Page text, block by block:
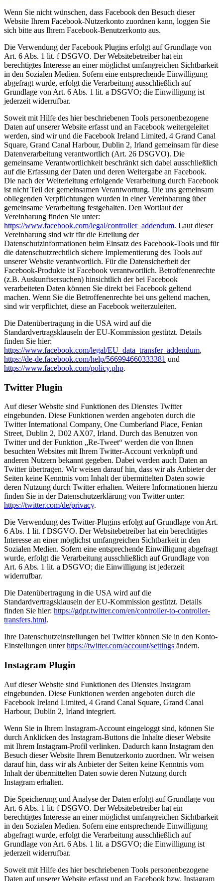
Wenn Sie nicht wünschen, dass Facebook den Besuch dieser
Website Ihrem Facebook-Nutzerkonto zuordnen kann, loggen Sie
sich bitte aus Ihrem Facebook-Benutzerkonto aus.
Die Verwendung der Facebook Plugins erfolgt auf Grundlage von
Art. 6 Abs. 1 lit. f DSGVO. Der Websitebetreiber hat ein
berechtigtes Interesse an einer möglichst umfangreichen Sichtbarkeit
in den Sozialen Medien. Sofern eine entsprechende Einwilligung
abgefragt wurde, erfolgt die Verarbeitung ausschließlich auf
Grundlage von Art. 6 Abs. 1 lit. a DSGVO; die Einwilligung ist
jederzeit widerrufbar.
Soweit mit Hilfe des hier beschriebenen Tools personenbezogene
Daten auf unserer Website erfasst und an Facebook weitergeleitet
werden, sind wir und die Facebook Ireland Limited, 4 Grand Canal
Square, Grand Canal Harbour, Dublin 2, Irland gemeinsam für diese
Datenverarbeitung verantwortlich (Art. 26 DSGVO). Die
gemeinsame Verantwortlichkeit beschränkt sich dabei ausschließlich
auf die Erfassung der Daten und deren Weitergabe an Facebook.
Die nach der Weiterleitung erfolgende Verarbeitung durch Facebook
ist nicht Teil der gemeinsamen Verantwortung. Die uns gemeinsam
obliegenden Verpflichtungen wurden in einer Vereinbarung über
gemeinsame Verarbeitung festgehalten. Den Wortlaut der
Vereinbarung finden Sie unter:
https://www.facebook.com/legal/controller_addendum. Laut dieser
Vereinbarung sind wir für die Erteilung der
Datenschutzinformationen beim Einsatz des Facebook-Tools und für
die datenschutzrechtlich sichere Implementierung des Tools auf
unserer Website verantwortlich. Für die Datensicherheit der
Facebook-Produkte ist Facebook verantwortlich. Betroffenenrechte
(z.B. Auskunftsersuchen) hinsichtlich der bei Facebook
verarbeiteten Daten können Sie direkt bei Facebook geltend
machen. Wenn Sie die Betroffenenrechte bei uns geltend machen,
sind wir verpflichtet, diese an Facebook weiterzuleiten.
Die Datenübertragung in die USA wird auf die
Standardvertragsklauseln der EU-Kommission gestützt. Details
finden Sie hier:
https://www.facebook.com/legal/EU_data_transfer_addendum,
https://de-de.facebook.com/help/566994660333381 und
https://www.facebook.com/policy.php.
Twitter Plugin
Auf dieser Website sind Funktionen des Dienstes Twitter
eingebunden. Diese Funktionen werden angeboten durch die
Twitter International Company, One Cumberland Place, Fenian
Street, Dublin 2, D02 AX07, Irland. Durch das Benutzen von
Twitter und der Funktion „Re-Tweet“ werden die von Ihnen
besuchten Websites mit Ihrem Twitter-Account verknüpft und
anderen Nutzern bekannt gegeben. Dabei werden auch Daten an
Twitter übertragen. Wir weisen darauf hin, dass wir als Anbieter der
Seiten keine Kenntnis vom Inhalt der übermittelten Daten sowie
deren Nutzung durch Twitter erhalten. Weitere Informationen hierzu
finden Sie in der Datenschutzerklärung von Twitter unter:
https://twitter.com/de/privacy.
Die Verwendung des Twitter-Plugins erfolgt auf Grundlage von Art.
6 Abs. 1 lit. f DSGVO. Der Websitebetreiber hat ein berechtigtes
Interesse an einer möglichst umfangreichen Sichtbarkeit in den
Sozialen Medien. Sofern eine entsprechende Einwilligung abgefragt
wurde, erfolgt die Verarbeitung ausschließlich auf Grundlage von
Art. 6 Abs. 1 lit. a DSGVO; die Einwilligung ist jederzeit
widerrufbar.
Die Datenübertragung in die USA wird auf die
Standardvertragsklauseln der EU-Kommission gestützt. Details
finden Sie hier: https://gdpr.twitter.com/en/controller-to-controller-
transfers.html.
Ihre Datenschutzeinstellungen bei Twitter können Sie in den Konto-
Einstellungen unterhttps://twitter.com/account/settings ändern.
Instagram Plugin
Auf dieser Website sind Funktionen des Dienstes Instagram
eingebunden. Diese Funktionen werden angeboten durch die
Facebook Ireland Limited, 4 Grand Canal Square, Grand Canal
Harbour, Dublin 2, Irland integriert.
Wenn Sie in Ihrem Instagram-Account eingeloggt sind, können Sie
durch Anklicken des Instagram-Buttons die Inhalte dieser Website
mit Ihrem Instagram-Profil verlinken. Dadurch kann Instagram den
Besuch dieser Website Ihrem Benutzerkonto zuordnen. Wir weisen
darauf hin, dass wir als Anbieter der Seiten keine Kenntnis vom
Inhalt der übermittelten Daten sowie deren Nutzung durch
Instagram erhalten.
Die Speicherung und Analyse der Daten erfolgt auf Grundlage von
Art. 6 Abs. 1 lit. f DSGVO. Der Websitebetreiber hat ein
berechtigtes Interesse an einer möglichst umfangreichen Sichtbarkeit
in den Sozialen Medien. Sofern eine entsprechende Einwilligung
abgefragt wurde, erfolgt die Verarbeitung ausschließlich auf
Grundlage von Art. 6 Abs. 1 lit. a DSGVO; die Einwilligung ist
jederzeit widerrufbar.
Soweit mit Hilfe des hier beschriebenen Tools personenbezogene
Daten auf unserer Website erfasst und an Facebook bzw. Instagram